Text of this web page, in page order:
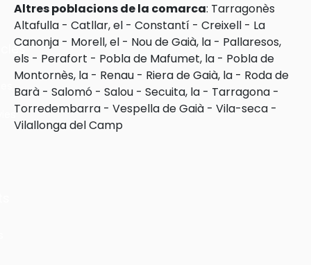
Altres poblacions de la comarca: Tarragonès
Altafulla - Catllar, el - Constantí - Creixell - La
Canonja - Morell, el - Nou de Gaià, la - Pallaresos,
els - Perafort - Pobla de Mafumet, la - Pobla de
Montornès, la - Renau - Riera de Gaià, la - Roda de
Barà - Salomó - Salou - Secuita, la - Tarragona -
Torredembarra - Vespella de Gaià - Vila-seca -
Vilallonga del Camp